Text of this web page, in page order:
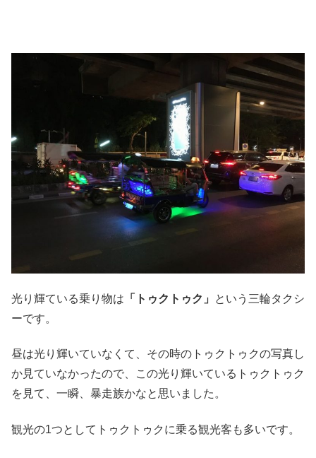
光り輝ている乗り物は 「トゥクトゥク」
という三輪タクシ
ーです。
昼は光り輝いていなくて、その時のトゥクトゥクの写真し
か見ていなかったので、この光り輝いているトゥクトゥク
を見て、一瞬、暴走族かなと思いました。
観光の1つとしてトゥクトゥクに乗る観光客も多いです。